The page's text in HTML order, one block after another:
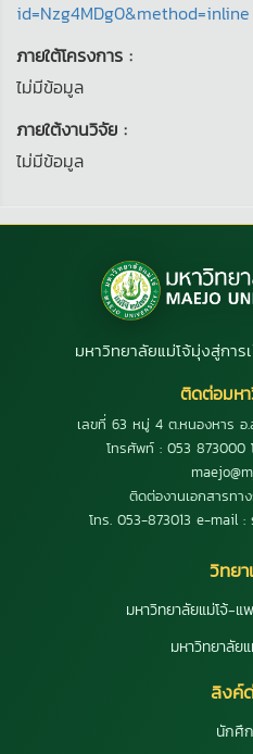
id=Nzg4MDg0&method=inline
ภายใต้โครงการ :
ไม่มีข้อมูล
ภายใต้งานวิจัย :
ไม่มีข้อมูล
มหาวิทยาลัยแม่โจ้มุ่งสู่การ
ติดต่อมห
เลขที่ 63 หมู่ 4 ต.หนองหาร อ
โทรศัพท์ : 053 873000
ติดต่องานเอกสารทา
โทร. 053-873013 e-mail :
วิทย
มหาวิทยาลัยแม่โจ้-แ
มหาวิทยาลัย
ลิงค์
นักศึ